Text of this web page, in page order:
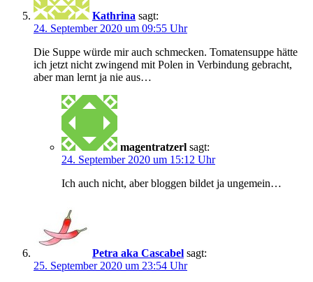
Kathrina sagt:
24. September 2020 um 09:55 Uhr
Die Suppe würde mir auch schmecken. Tomatensuppe hätte
ich jetzt nicht zwingend mit Polen in Verbindung gebracht,
aber man lernt ja nie aus…
magentratzerl sagt:
24. September 2020 um 15:12 Uhr
Ich auch nicht, aber bloggen bildet ja ungemein…
Petra aka Cascabel sagt:
25. September 2020 um 23:54 Uhr